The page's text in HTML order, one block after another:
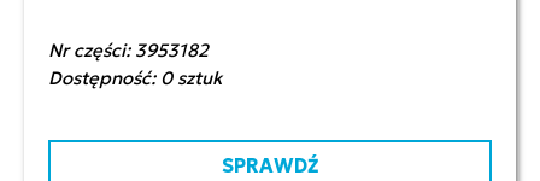
Nr części: 3953182
Dostępność: 0 sztuk
SPRAWDŹ